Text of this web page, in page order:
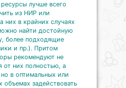
лучше всего
из НИР или
них в крайних случаях
найти достойную
более подходящие
и пр.). Притом
рекомендуют не
от них полностью, а
в оптимальных или
объемах задействовать